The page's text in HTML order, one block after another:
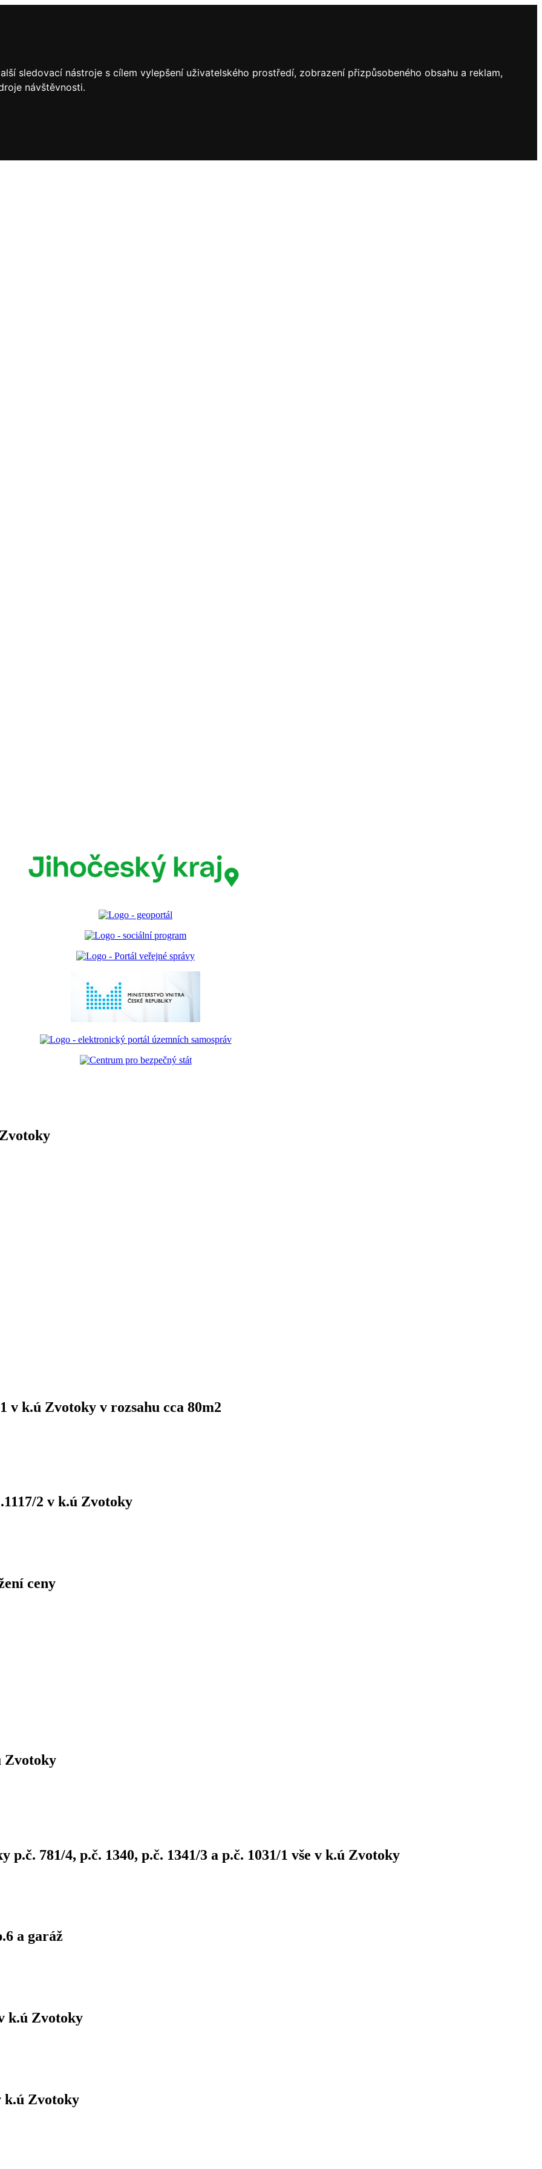
sledovací nástroje s cílem vylepšení uživatelského prostředí, zobrazení přizpůsobeného obsahu a reklam,
návštěvnosti.
v k.ú Zvotoky v rozsahu cca 80m2
2 v k.ú Zvotoky
ceny
Zvotoky
781/4, p.č. 1340, p.č. 1341/3 a p.č. 1031/1 vše v k.ú Zvotoky
a garáž
k.ú Zvotoky
k.ú Zvotoky